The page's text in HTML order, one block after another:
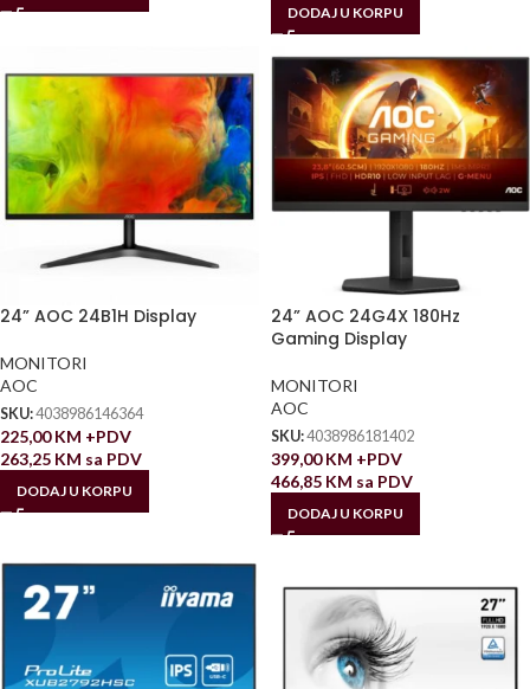
DODAJ U KORPU
24” AOC 24B1H Display
MONITORI
AOC
SKU:4038986146364
225,00KM +PDV
263,25 KM sa PDV
DODAJ U KORPU
24” AOC 24G4X 180Hz
Gaming Display
MONITORI
AOC
SKU:4038986181402
399,00KM +PDV
466,85 KM sa PDV
DODAJ U KORPU